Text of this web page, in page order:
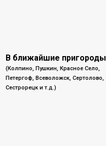
В ближайшие пригороды
(Колпино, Пушкин, Красное Село,
Петергоф, Всеволожск, Сертолово,
Сестрорецк и т.д.)